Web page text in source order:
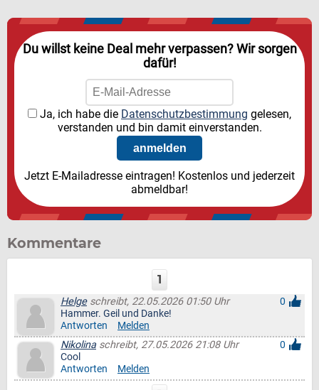
Du willst keine Deal mehr verpassen? Wir sorgen
dafür!
Ja, ich habe die Datenschutzbestimmung gelesen,
verstanden und bin damit einverstanden.
Jetzt E-Mailadresse eintragen! Kostenlos und jederzeit
abmeldbar!
Kommentare
1
Helgeschreibt, 22.05.2026 01:50 Uhr
0
Hammer. Geil und Danke!
Antworten
Melden
Nikolinaschreibt, 27.05.2026 21:08 Uhr
0
Cool
Antworten
Melden